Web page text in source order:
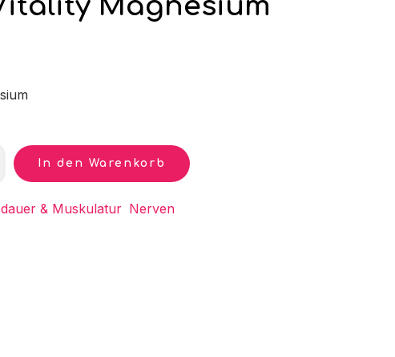
In den Warenkorb
& Muskulatur, Nerven